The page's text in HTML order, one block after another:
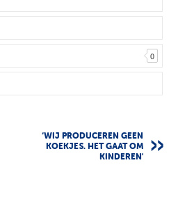
0
‘WIJ PRODUCEREN GEEN
KOEKJES. HET GAAT OM
KINDEREN'